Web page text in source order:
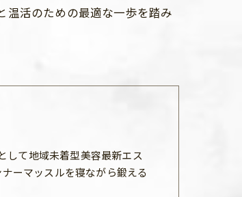
温活のための最適な一歩を踏み
して地域未着型美容最新エス
ーマッスルを寝ながら鍛える